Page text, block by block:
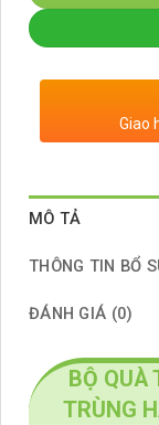
Giao
MÔ TẢ
THÔNG TIN BỔ
ĐÁNH GIÁ (0)
BỘ
TRÙNG